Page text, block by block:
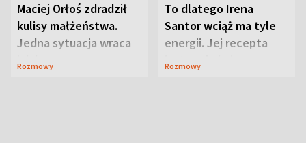
Maciej Orłoś zdradził
kulisy małżeństwa.
Jedna sytuacja wraca
jak bumerang
Rozmowy
To dlatego Irena
Santor wciąż ma tyle
energii. Jej recepta
jest zaskakująco
Rozmowy